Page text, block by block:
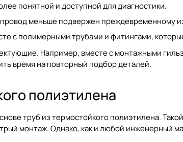
понятной и доступной для диагностики.
меньше подвержен преждевременному
с полимерными трубами и фитингами,
Например, вместе с монтажными
время на повторный подбор деталей.
полиэтилена
труб из термостойкого полиэтилена.
монтаж. Однако, как и любой инженерный